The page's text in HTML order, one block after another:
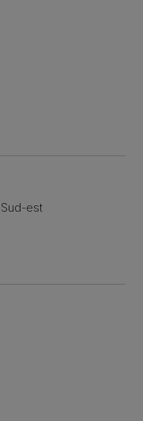
Sud-est